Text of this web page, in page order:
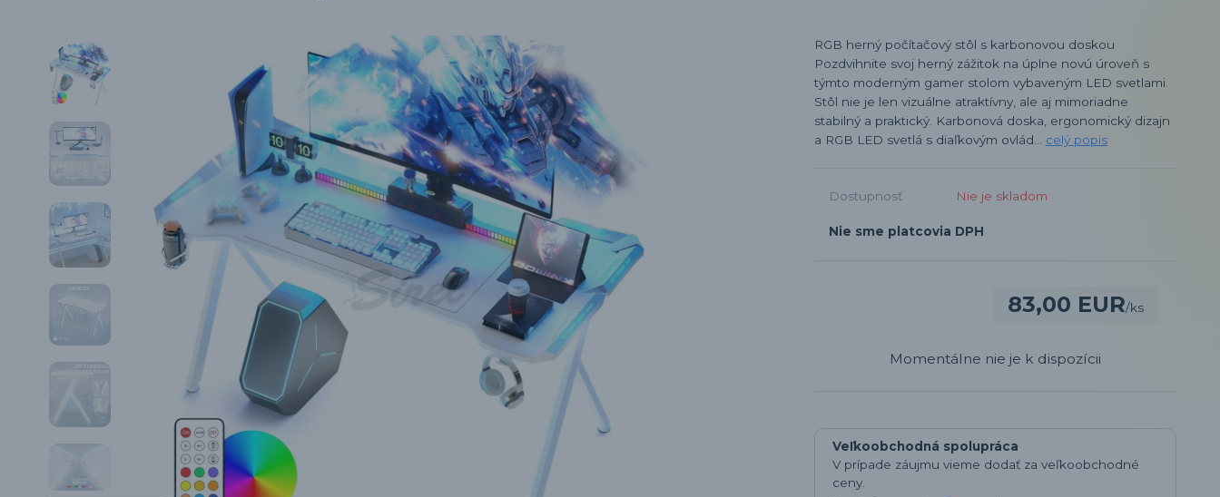
RGB herný počítačový stôl s karbonovou doskou
Pozdvihnite svoj herný zážitok na úplne novú úroveň s
týmto moderným gamer stolom vybaveným LED svetlami.
Stôl nie je len vizuálne atraktívny, ale aj mimoriadne
stabilný a praktický. Karbonová doska, ergonomický dizajn
a RGB LED svetlá s diaľkovým ovlád... celý popis
Dostupnosť Nie je skladom
Nie sme platcovia DPH
83,00 EUR/ks
Momentálne nie je k dispozícii
Veľkoobchodná spolupráca
V prípade záujmu vieme dodať za veľkoobchodné
ceny.